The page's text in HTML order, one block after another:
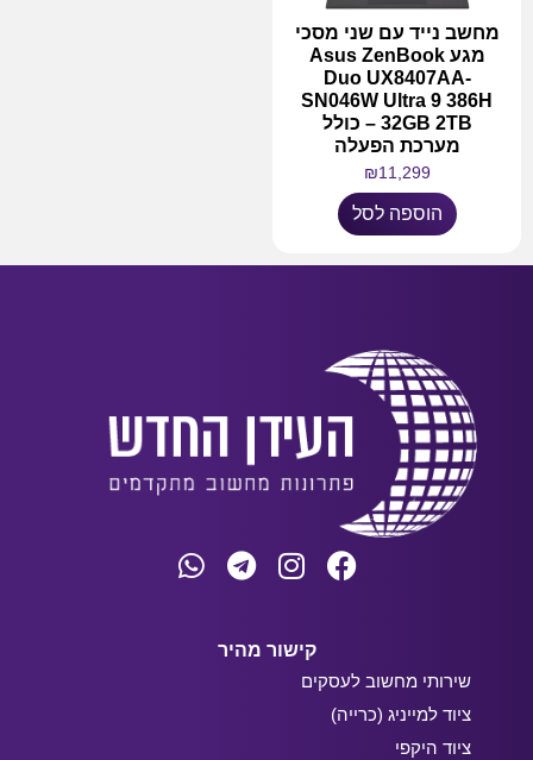
מחשב נייד עם שני מסכי
מגע Asus ZenBook
Duo UX8407AA-
SN046W Ultra 9 386H
32GB 2TB – כולל
מערכת הפעלה
₪11,299
הוספה לסל
קישור מהיר
שירותי מחשוב לעסקים
ציוד למייניג (כרייה)
ציוד היקפי